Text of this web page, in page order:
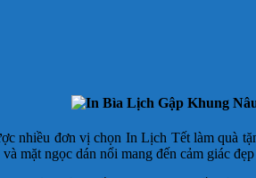
đơn vị chọn In Lịch Tết làm quà
mặt ngọc dán nổi mang đến cảm giác